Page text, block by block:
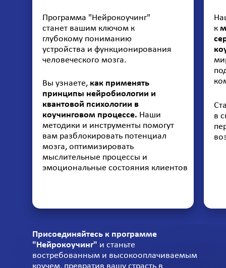
Программа "Нейрокоучинг"
станет вашим ключом к
глубокому пониманию
устройства и функционирования
человеческого мозга.
к
Вы узнаете, как применять
принципы нейробиологии и
квантовой психологии в
коучинговом процессе. Наши
методики и инструменты помогут
вам разблокировать потенциал
мозга, оптимизировать
мыслительные процессы и
эмоциональные состояния клиентов
в
Присоединяйтесь к программе
"Нейрокоучинг" и станьте
востребованным и высокооплачиваемым